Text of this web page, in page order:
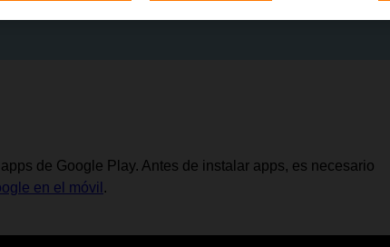
de Google Play. Antes de instalar apps, es necesario
en el móvil .